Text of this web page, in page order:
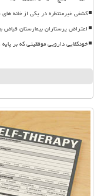
کشفی غیرمنتظره در یکی از خانه
اعتراض پرستاران بیمارستان
خودکفایی دارویی موفقیتی که بر